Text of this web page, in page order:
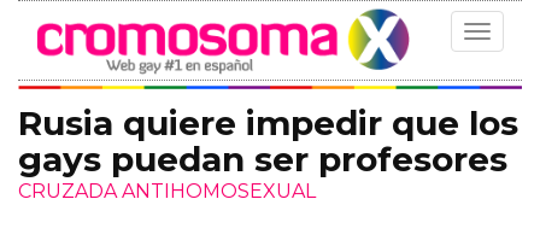
Toggle
Rusia quiere impedir que los
gays puedan ser profesores
CRUZADA ANTIHOMOSEXUAL